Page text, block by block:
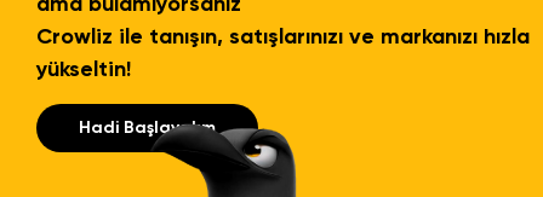
ama bulamıyorsanız
Crowliz ile tanışın, satışlarınızı ve markanızı hızla
yükseltin!
Hadi Başlayalım